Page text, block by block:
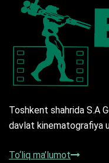
Toshkent shahrida S.A
davlat kinematografiya
To‘liq ma’lumot